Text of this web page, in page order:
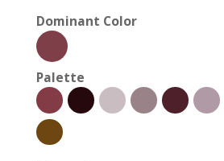
Dominant Color
Palette